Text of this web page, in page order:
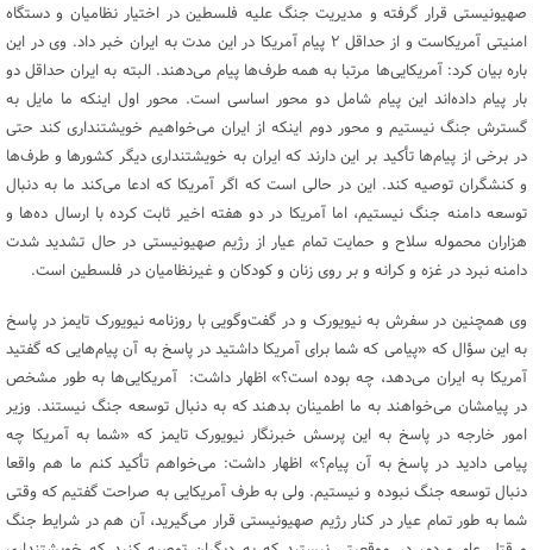
صهیونیستی قرار گرفته و مدیریت جنگ علیه فلسطین در اختیار نظامیان و دستگاه
امنیتی آمریکاست و از حداقل ۲ پیام آمریکا در این مدت به ایران خبر داد. وی در این
باره بیان کرد: آمریکایی‌ها مرتبا به همه طرف‌ها پیام می‌دهند. البته به ایران حداقل دو
بار پیام داده‌اند این پیام شامل دو محور اساسی است. محور اول اینکه ما مایل به
گسترش جنگ نیستیم و محور دوم اینکه از ایران می‌خواهیم خویشتنداری کند حتی
در برخی از پیام‌ها تأکید بر این دارند که ایران به خویشتنداری دیگر کشورها و طرف‌ها
و کنشگران توصیه کند. این در حالی است که اگر آمریکا که ادعا می‌کند ما به دنبال
توسعه دامنه جنگ نیستیم، اما آمریکا در دو هفته اخیر ثابت کرده با ارسال ده‌ها و
هزاران محموله سلاح و حمایت تمام عیار از رژیم صهیونیستی در حال تشدید شدت
دامنه نبرد در غزه و کرانه و بر روی زنان و کودکان و غیرنظامیان در فلسطین است.
وی همچنین در سفرش به نیویورک و در گفت‌وگویی با روزنامه نیویورک تایمز در پاسخ
به این سؤال که «پیامی که شما برای آمریکا داشتید در پاسخ به آن پیام‌هایی که گفتید
آمریکا به ایران می‌دهد، چه بوده است؟» اظهار داشت: آمریکایی‌ها به طور مشخص
در پیامشان می‌خواهند به ما اطمینان بدهند که به دنبال توسعه‌ جنگ نیستند. وزیر
امور خارجه در پاسخ به این پرسش خبرنگار نیویورک تایمز که «شما به آمریکا چه
پیامی دادید در پاسخ به آن پیام؟» اظهار داشت: می‌خواهم تأکید کنم ما هم واقعا
دنبال توسعه‌ جنگ نبوده و نیستیم. ولی به طرف آمریکایی به صراحت گفتیم که وقتی
شما به طور تمام عیار در کنار رژیم صهیونیستی قرار می‌گیرید، آن هم در شرایط جنگ